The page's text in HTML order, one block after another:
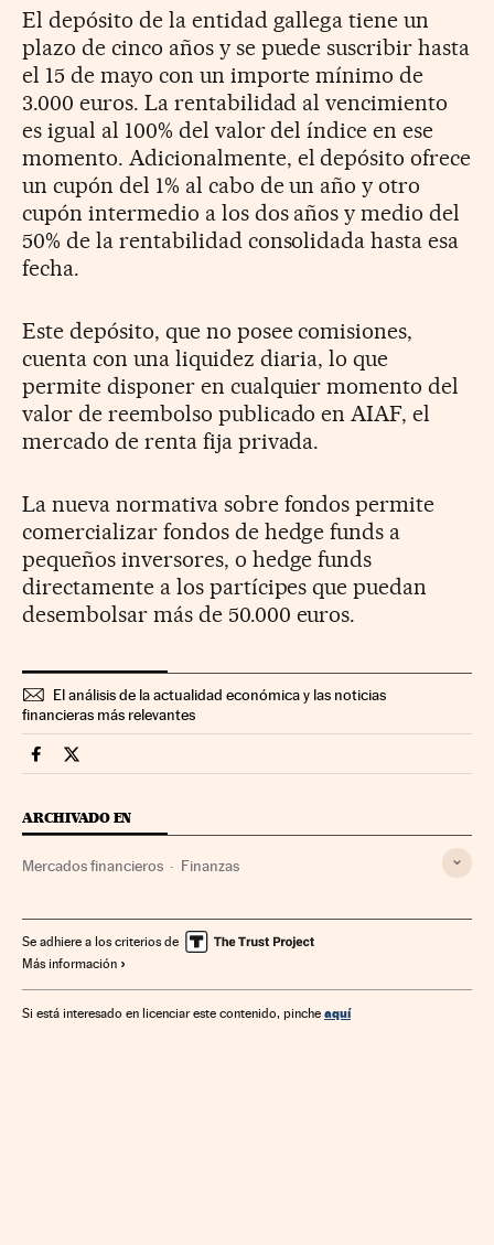
El depósito de la entidad gallega tiene un
plazo de cinco años y se puede suscribir hasta
el 15 de mayo con un importe mínimo de
3.000 euros. La rentabilidad al vencimiento
es igual al 100% del valor del índice en ese
momento. Adicionalmente, el depósito ofrece
un cupón del 1% al cabo de un año y otro
cupón intermedio a los dos años y medio del
50% de la rentabilidad consolidada hasta esa
fecha.
Este depósito, que no posee comisiones,
cuenta con una liquidez diaria, lo que
permite disponer en cualquier momento del
valor de reembolso publicado en AIAF, el
mercado de renta fija privada.
La nueva normativa sobre fondos permite
comercializar fondos de hedge funds a
pequeños inversores, o hedge funds
directamente a los partícipes que puedan
desembolsar más de 50.000 euros.
El análisis de la actualidad económica y las noticias
financieras más relevantes
Mercados Financieros Cinco Días en Facebook
Mercados Financieros Cinco Días en Twitter
ARCHIVADO EN
Mercados financieros Finanzas
Se adhiere a los criterios de
Más información
Si está interesado en licenciar este contenido, pinche aquí